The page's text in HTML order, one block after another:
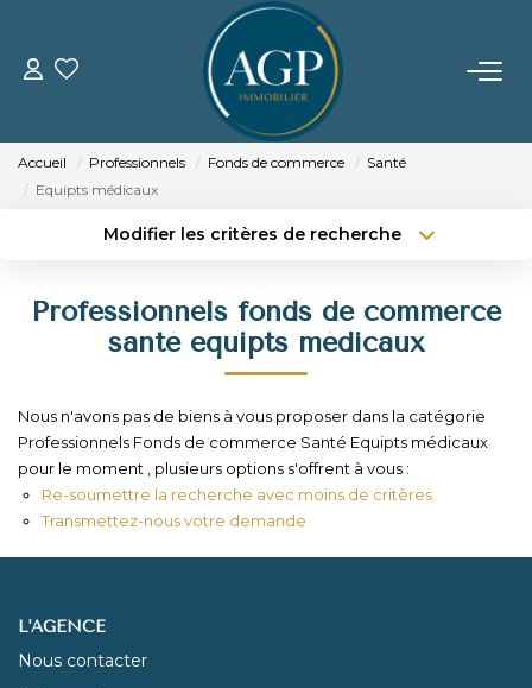
ACHETER
Estimer Votre Bien
LOUER
GERER
NOTRE AGENCE
Accueil Professionnels Fonds de commerce
Santé
Equipts médicaux
Modifier les critères de recherche
Sélectionnez...
Type de bien
Surface min
Créer une alerte
Professionnels fonds de commerce
santé equipts médicaux
Nous n'avons pas de biens à vous proposer dans la catégorie
Professionnels Fonds de commerce Santé Equipts médicaux
pour le moment , plusieurs options s'offrent à vous :
Re-soumettre la recherche avec moins de critères.
Transmettez-nous votre demande
L'AGENCE
Nous contacter